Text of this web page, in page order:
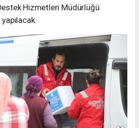
Hizmetleri Müdürlüğü